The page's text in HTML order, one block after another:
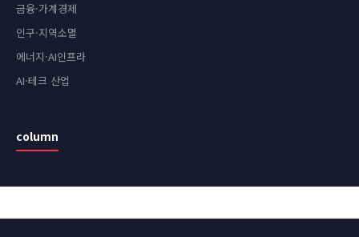
금융·가계경제
인구·지역소멸
에너지·AI인프라
AI·테크 산업
column